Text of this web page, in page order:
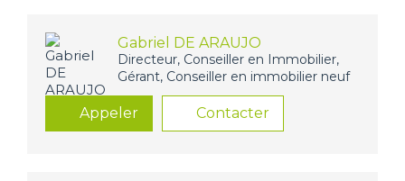
Gabriel DE ARAUJO
Directeur, Conseiller en Immobilier,
Gérant, Conseiller en immobilier neuf
Appeler Contacter